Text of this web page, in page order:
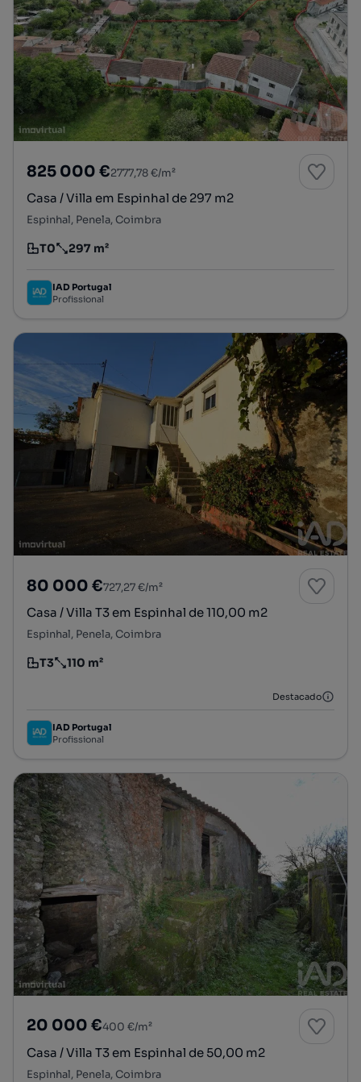
825 000 €2777,78 €/m²
Casa / Villa em Espinhal de 297 m2
Espinhal, Penela, Coimbra
Tipologia
T0
Preço por metro quadrado
297 m²
IAD Portugal
Profissional
80 000 €727,27 €/m²
Casa / Villa T3 em Espinhal de 110,00 m2
Espinhal, Penela, Coimbra
Tipologia
T3
Preço por metro quadrado
110 m²
Destacado
IAD Portugal
Profissional
20 000 €400 €/m²
Casa / Villa T3 em Espinhal de 50,00 m2
Espinhal, Penela, Coimbra